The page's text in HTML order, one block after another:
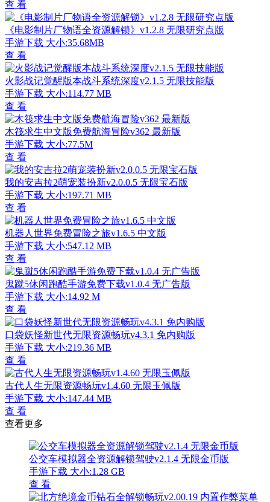
查 看
《电影制片厂物语全资源解锁》v1.2.8 无限研究点版
手游下载 大小:35.68MB
查 看
火影战记觉醒版本战斗系统深度v2.1.5 无限技能版
手游下载 大小:114.77 MB
查 看
木筏求生中文版免费航海冒险v362 最新版
手游下载 大小:77.5M
查 看
我的安吉拉2萌宠装扮新v2.0.0.5 无限宝石版
手游下载 大小:197.71 MB
查 看
机器人世界免费冒险之旅v1.6.5 中文版
手游下载 大小:547.12 MB
查 看
鬼蹴5休闲跑酷手游免费下载v1.0.4 无广告版
手游下载 大小:14.92 M
查 看
口袋妖怪新世代无限资源畅玩v4.3.1 免内购版
手游下载 大小:219.36 MB
查 看
古代人生无限资源畅玩v1.4.60 无限玉佩版
手游下载 大小:147.44 MB
查 看
查看更多
公交车模拟器全资源解锁驾驶v2.1.4 无限金币版
手游下载 大小:1.28 GB
查 看